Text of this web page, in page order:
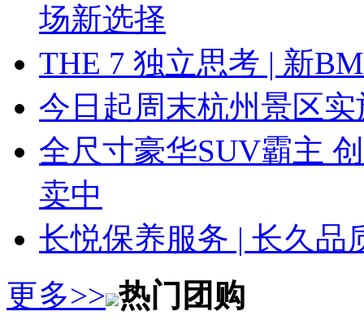
场新选择
THE 7 独立思考 | 新
今日起周末杭州景区
全尺寸豪华SUV霸主
卖中
长悦保养服务 | 长久品
更多>> 热门团购